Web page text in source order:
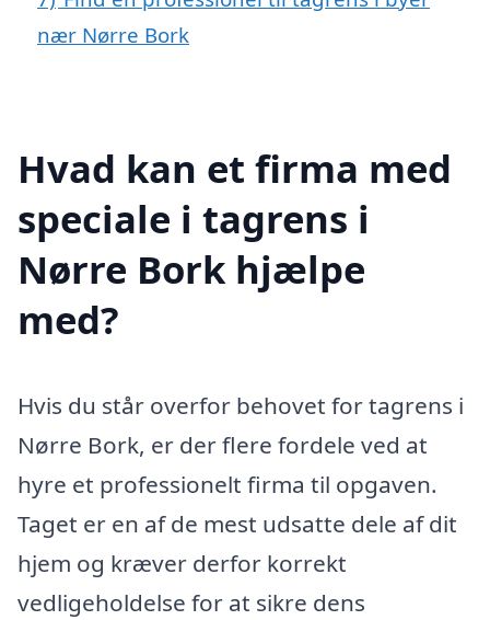
nær Nørre Bork
Hvad kan et firma med
speciale i tagrens i
Nørre Bork hjælpe
med?
Hvis du står overfor behovet for tagrens i
Nørre Bork, er der flere fordele ved at
hyre et professionelt firma til opgaven.
Taget er en af de mest udsatte dele af dit
hjem og kræver derfor korrekt
vedligeholdelse for at sikre dens